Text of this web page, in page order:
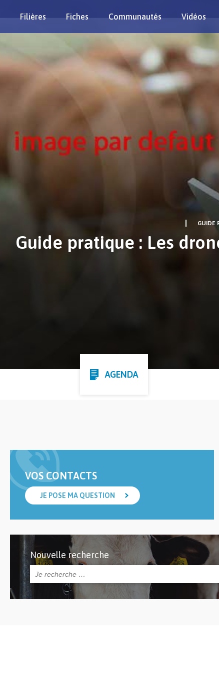
Filières Fiches Communautés Vidéos
GUIDE
Guide pratique : Les
AGENDA
VOS CONTACTS
JE POSE MA QUESTION
Nouvelle recherche